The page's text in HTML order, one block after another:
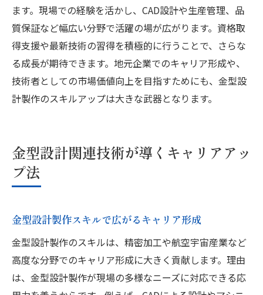
ます。現場での経験を活かし、CAD設計や生産管理、品
質保証など幅広い分野で活躍の場が広がります。資格取
得支援や最新技術の習得を積極的に行うことで、さらな
る成長が期待できます。地元企業でのキャリア形成や、
技術者としての市場価値向上を目指すためにも、金型設
計製作のスキルアップは大きな武器となります。
金型設計関連技術が導くキャリアアッ
プ法
金型設計製作スキルで広がるキャリア形成
金型設計製作のスキルは、精密加工や航空宇宙産業など
高度な分野でのキャリア形成に大きく貢献します。理由
は、金型設計製作が現場の多様なニーズに対応できる応